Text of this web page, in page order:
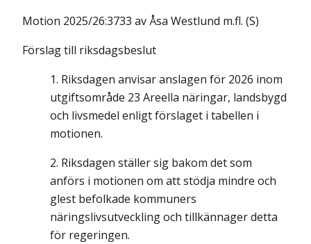
Motion 2025/26:3733 av Åsa Westlund m.fl. (S)
Förslag till riksdagsbeslut
Riksdagen anvisar anslagen för 2026 inom
utgiftsområde 23 Areella näringar, landsbygd
och livsmedel enligt förslaget i tabellen i
motionen.
Riksdagen ställer sig bakom det som
anförs i motionen om att stödja mindre och
glest befolkade kommuners
näringslivsutveckling och tillkännager detta
för regeringen.